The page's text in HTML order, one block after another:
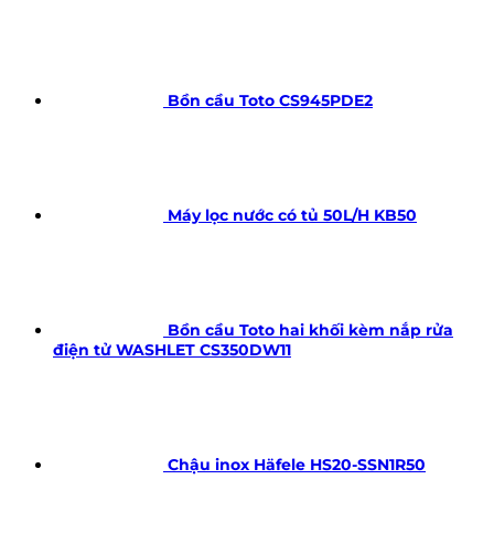
Bồn cầu Toto CS945PDE2
Máy lọc nước có tủ 50L/H KB50
Bồn cầu Toto hai khối kèm nắp rửa
điện tử WASHLET CS350DW11
Chậu inox Häfele HS20-SSN1R50